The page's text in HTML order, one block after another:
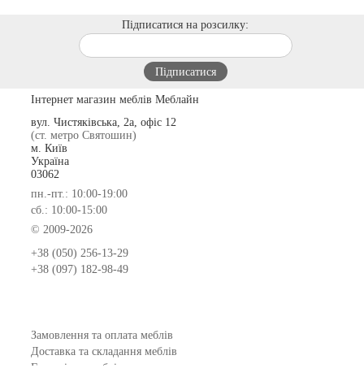
Підписатися на розсилку:
Інтернет магазин меблів Меблайн
вул. Чистяківська, 2а, офіс 12
(ст. метро Святошин)
м. Київ
Україна
03062
пн.-пт.: 10:00-19:00
сб.: 10:00-15:00
© 2009-2026
+38 (050) 256-13-29
+38 (097) 182-98-49
Замовлення та оплата меблів
Доставка та складання меблів
Гарантія на меблі